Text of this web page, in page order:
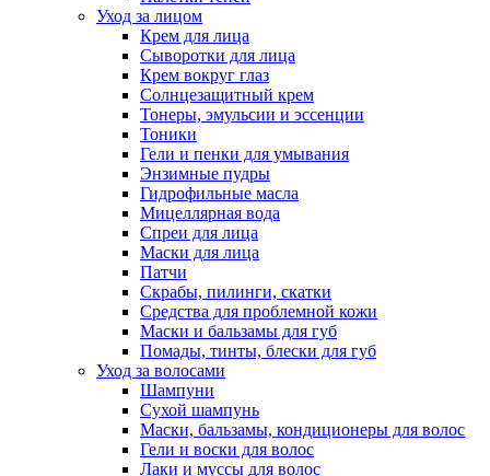
Уход за лицом
Крем для лица
Сыворотки для лица
Крем вокруг глаз
Солнцезащитный крем
Тонеры, эмульсии и эссенции
Тоники
Гели и пенки для умывания
Энзимные пудры
Гидрофильные масла
Мицеллярная вода
Спреи для лица
Маски для лица
Патчи
Скрабы, пилинги, скатки
Средства для проблемной кожи
Маски и бальзамы для губ
Помады, тинты, блески для губ
Уход за волосами
Шампуни
Сухой шампунь
Маски, бальзамы, кондиционеры для волос
Гели и воски для волос
Лаки и муссы для волос